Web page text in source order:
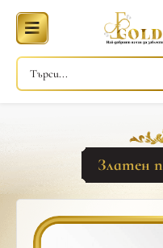
Златен